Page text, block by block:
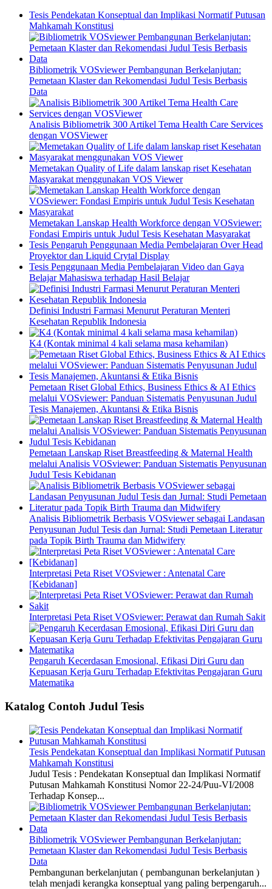
Tesis Pendekatan Konseptual dan Implikasi Normatif Putusan
Mahkamah Konstitusi
Bibliometrik VOSviewer Pembangunan Berkelanjutan:
Pemetaan Klaster dan Rekomendasi Judul Tesis Berbasis
Data
Analisis Bibliometrik 300 Artikel Tema Health Care Services
dengan VOSViewer
Memetakan Quality of Life dalam lanskap riset Kesehatan
Masyarakat menggunakan VOS Viewer
Memetakan Lanskap Health Workforce dengan VOSviewer:
Fondasi Empiris untuk Judul Tesis Kesehatan Masyarakat
Tesis Pengaruh Penggunaan Media Pembelajaran Over Head
Proyektor dan Liquid Crytal Display
Tesis Penggunaan Media Pembelajaran Video dan Gaya
Belajar Mahasiswa terhadap Hasil Belajar
Definisi Industri Farmasi Menurut Peraturan Menteri
Kesehatan Republik Indonesia
K4 (Kontak minimal 4 kali selama masa kehamilan)
Pemetaan Riset Global Ethics, Business Ethics & AI Ethics
melalui VOSviewer: Panduan Sistematis Penyusunan Judul
Tesis Manajemen, Akuntansi & Etika Bisnis
Pemetaan Lanskap Riset Breastfeeding & Maternal Health
melalui Analisis VOSviewer: Panduan Sistematis Penyusunan
Judul Tesis Kebidanan
Analisis Bibliometrik Berbasis VOSviewer sebagai Landasan
Penyusunan Judul Tesis dan Jurnal: Studi Pemetaan Literatur
pada Topik Birth Trauma dan Midwifery
Interpretasi Peta Riset VOSviewer : Antenatal Care
[Kebidanan]
Interpretasi Peta Riset VOSviewer: Perawat dan Rumah Sakit
Pengaruh Kecerdasan Emosional, Efikasi Diri Guru dan
Kepuasan Kerja Guru Terhadap Efektivitas Pengajaran Guru
Matematika
Katalog Contoh Judul Tesis
Tesis Pendekatan Konseptual dan Implikasi Normatif Putusan
Mahkamah Konstitusi
Judul Tesis : Pendekatan Konseptual dan Implikasi Normatif
Putusan Mahkamah Konstitusi Nomor 22-24/Puu-VI/2008
Terhadap Konsep...
Bibliometrik VOSviewer Pembangunan Berkelanjutan:
Pemetaan Klaster dan Rekomendasi Judul Tesis Berbasis
Data
Pembangunan berkelanjutan ( pembangunan berkelanjutan )
telah menjadi kerangka konseptual yang paling berpengaruh...